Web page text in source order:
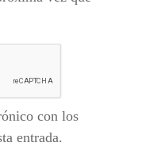
con los
entrada.